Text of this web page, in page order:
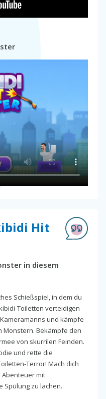
Hit
in diesem
Schießspiel, in dem du
Toiletten verteidigen
und kämpfe
Monstern. Bekämpfe den
von skurrilen Feinden.
und rette die
Terror! Mach dich
mit
Spülung zu lachen.